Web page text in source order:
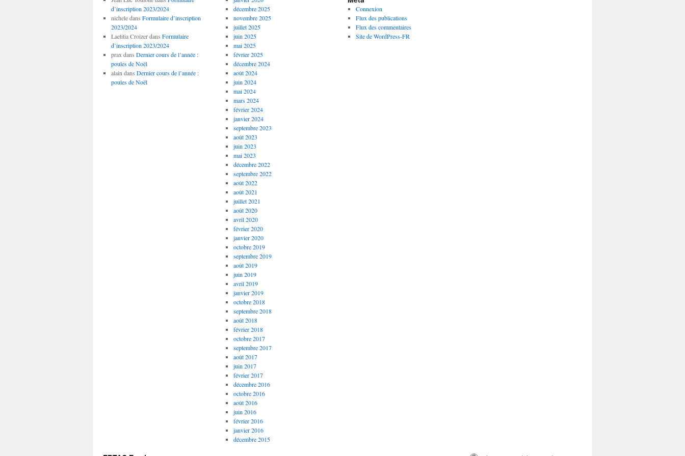
d’inscription 2023/2024
nicheledans Formulaire d’inscription
2023/2024
Laetitia Croizerdans Formulaire
d’inscription 2023/2024
praxdans Dernier cours de l’année :
poules de Noël
alaindans Dernier cours de l’année :
poules de Noël
décembre 2025
novembre 2025
juillet 2025
juin 2025
mai 2025
février 2025
décembre 2024
août 2024
juin 2024
mai 2024
mars 2024
février 2024
janvier 2024
septembre 2023
août 2023
juin 2023
mai 2023
décembre 2022
septembre 2022
août 2022
août 2021
juillet 2021
août 2020
avril 2020
février 2020
janvier 2020
octobre 2019
septembre 2019
août 2019
juin 2019
avril 2019
janvier 2019
octobre 2018
septembre 2018
août 2018
février 2018
octobre 2017
septembre 2017
août 2017
juin 2017
février 2017
décembre 2016
octobre 2016
août 2016
juin 2016
février 2016
janvier 2016
décembre 2015
Connexion
Flux des publications
Flux des commentaires
Site de WordPress-FR